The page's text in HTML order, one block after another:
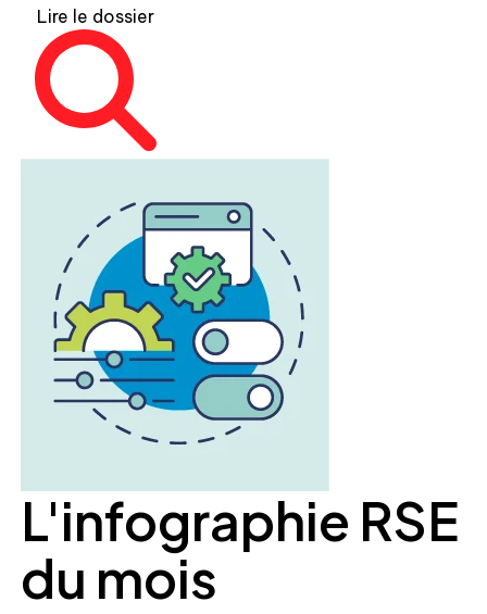
Lire le dossier
L'infographie RSE
du mois